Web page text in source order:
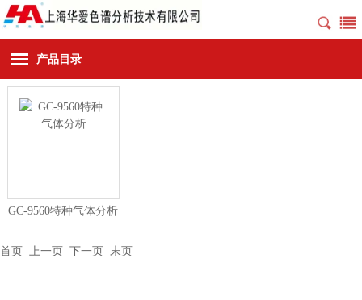
产品目录
GC-9560特种气体分析
首页 上一页 下一页 末页